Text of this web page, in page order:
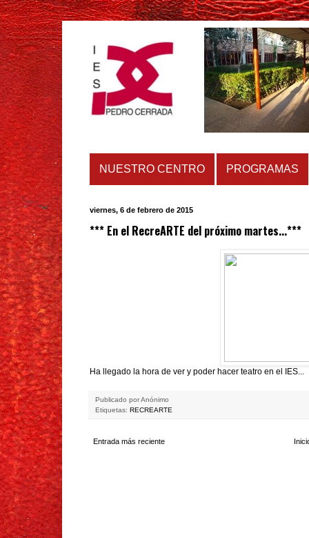
NUESTRO CENTRO PROGRAMAS
viernes, 6 de febrero de 2015
*** En el RecreARTE del próximo martes...***
Ha llegado la hora de ver y poder hacer teatro en el IES...
Publicado porAnónimo
Etiquetas: RECREARTE
Entrada más reciente